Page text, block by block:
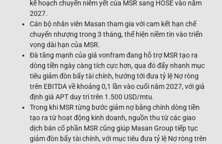
kế hoạch chuyển niêm yết của MSR sang HOSE vào năm
2027.
Cán bộ nhân viên Masan tham gia với cam kết hạn chế
chuyển nhượng trong 3 tháng, thể hiện niềm tin vào triển
vọng dài hạn của MSR.
Đà tăng mạnh của giá vonfram đang hỗ trợ MSR tạo ra
dòng tiền ngày càng tích cực hơn, qua đó đẩy nhanh mục
tiêu giảm đòn bẩy tài chính, hướng tới đưa tỷ lệ Nợ ròng
trên EBITDA về khoảng 0,1 lần vào cuối năm 2027, với giả
định giá APT duy trì trên 1.500 USD/mtu.
Trong khi MSR từng bước giảm nợ bằng chính dòng tiền
tạo ra từ hoạt động kinh doanh, nguồn thu từ các giao
dịch bán cổ phần MSR cũng giúp Masan Group tiếp tục
giảm đòn bẩy tài chính, với mục tiêu đưa tỷ lệ Nợ ròng trên